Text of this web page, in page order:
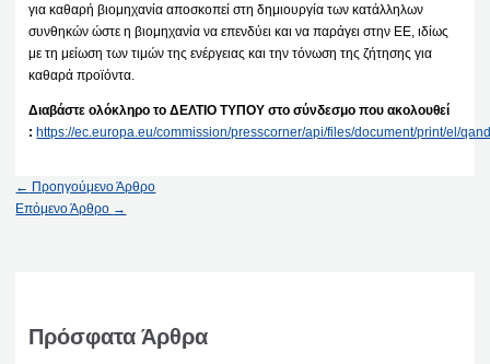
για καθαρή βιομηχανία αποσκοπεί στη δημιουργία των κατάλληλων
συνθηκών ώστε η βιομηχανία να επενδύει και να παράγει στην ΕΕ, ιδίως
με τη μείωση των τιμών της ενέργειας και την τόνωση της ζήτησης για
καθαρά προϊόντα.
Διαβάστε ολόκληρο το ΔΕΛΤΙΟ ΤΥΠΟΥ στο σύνδεσμο που ακολουθεί
: https://ec.europa.eu/commission/presscorner/api/files/document/print/el/
← Προηγούμενο Άρθρο
Επόμενο Άρθρο →
Πρόσφατα Άρθρα